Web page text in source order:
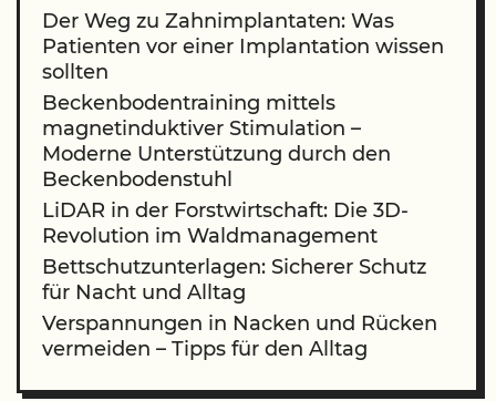
Der Weg zu Zahnimplantaten: Was
Patienten vor einer Implantation wissen
sollten
Beckenbodentraining mittels
magnetinduktiver Stimulation –
Moderne Unterstützung durch den
Beckenbodenstuhl
LiDAR in der Forstwirtschaft: Die 3D-
Revolution im Waldmanagement
Bettschutzunterlagen: Sicherer Schutz
für Nacht und Alltag
Verspannungen in Nacken und Rücken
vermeiden – Tipps für den Alltag